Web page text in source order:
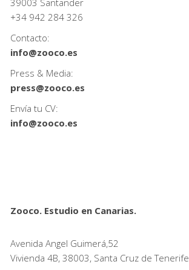
39003 Santander
+34 942 284 326
Contacto:
info@zooco.es
Press & Media:
press@zooco.es
Envía tu CV:
info@zooco.es
Zooco. Estudio en Canarias.
Avenida Angel Guimerá,52
Vivienda 4B, 38003, Santa Cruz de Tenerife